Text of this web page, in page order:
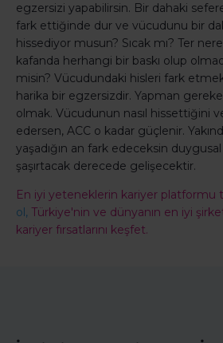
egzersizi yapabilirsin. Bir dahaki
fark ettiğinde dur ve vücudunu bir
hissediyor musun? Sıcak mı? Ter
kafanda herhangi bir baskı olup
misin? Vücudundaki hisleri fark
harika bir egzersizdir. Yapman
olmak. Vücudunun nasıl hissettiğini
edersen, ACC o kadar güçlenir.
yaşadığın an fark edeceksin
şaşırtacak derecede gelişecektir.
En iyi yeteneklerin kariyer platformu
ol, Türkiye'nin ve dünyanın en iyi
kariyer fırsatlarını keşfet.